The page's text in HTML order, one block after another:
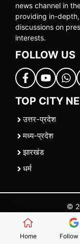
news channel in
providing in-
discussions on
interests.
FOLLOW US
TOP CITY
उत्तर-प्रदेश
मध्य-प्रदेश
झारखंड
धर्म
©
| |
Home Follow